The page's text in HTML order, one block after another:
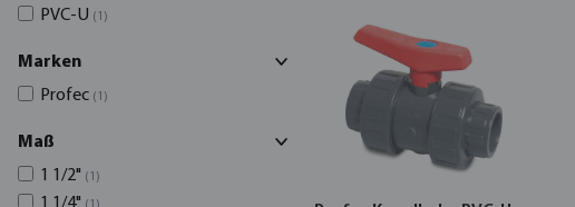
PVC-U (1)
Marken
Profec (1)
Maß
1 1/2" (1)